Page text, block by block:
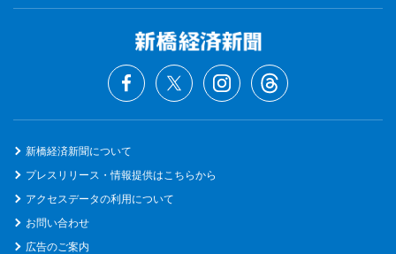
新橋経済新聞について
プレスリリース・情報提供はこちらから
アクセスデータの利用について
お問い合わせ
広告のご案内